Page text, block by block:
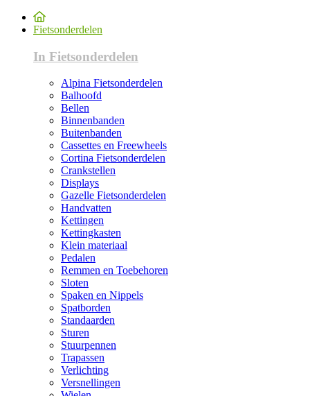
Fietsonderdelen
In Fietsonderdelen
Alpina Fietsonderdelen
Balhoofd
Bellen
Binnenbanden
Buitenbanden
Cassettes en Freewheels
Cortina Fietsonderdelen
Crankstellen
Displays
Gazelle Fietsonderdelen
Handvatten
Kettingen
Kettingkasten
Klein materiaal
Pedalen
Remmen en Toebehoren
Sloten
Spaken en Nippels
Spatborden
Standaarden
Sturen
Stuurpennen
Trapassen
Verlichting
Versnellingen